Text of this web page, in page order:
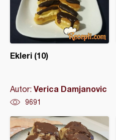
Ekleri (10)
Autor: Verica Damjanovic
9691